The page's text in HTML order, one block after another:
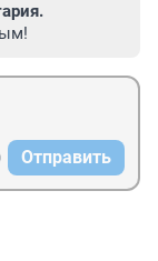
Отправить